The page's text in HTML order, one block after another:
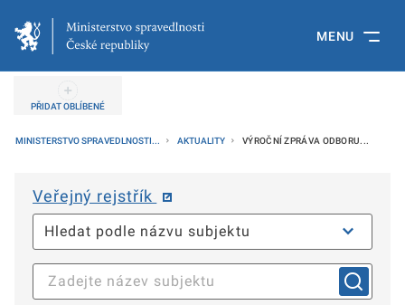
MENU
PŘIDAT OBLÍBENÉ
MINISTERSTVO SPRAVEDLNOSTI... AKTUALITY VÝROČNÍ ZPRÁVA ODBORU...
Veřejný rejstřík